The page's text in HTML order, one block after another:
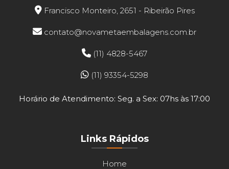
Francisco Monteiro, 2651 - Ribeirão Pires
contato@novametaembalagens.com.br
(11) 4828-5467
(11) 93354-5298
Horário de Atendimento: Seg. a Sex: 07hs às 17:00
Links Rápidos
Home